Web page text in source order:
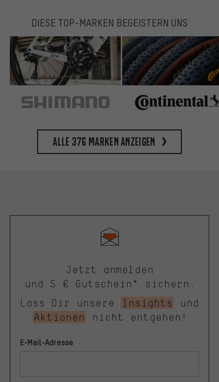
DIESE TOP-MARKEN BEGEISTERN UNS
Alle 376 Marken anzeigen
Jetzt anmelden
und 5 € Gutschein* sichern.
Lass Dir unsere
Insights
und
Aktionen
nicht entgehen!
E-Mail-Adresse